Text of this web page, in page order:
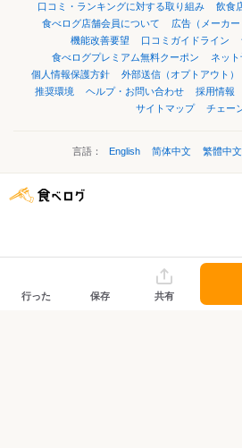
口コミ・ランキングに対する取り組み
飲食
食べログ店舗会員について
広告（メーカ
機能改善要望
口コミガイドライン
食べログプレミアム無料クーポン
ネット
個人情報保護方針
外部送信（オプトアウト）
推奨環境
ヘルプ・お問い合わせ 採用情報
サイトマップ
チェー
言語： English 简体中文 繁體中文
行った 保存 共有